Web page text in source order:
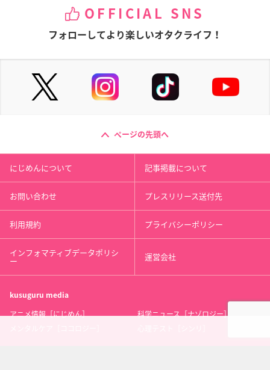
OFFICIAL SNS
フォローしてより楽しいオタクライフ！
ページの先頭へ
にじめんについて 記事掲載について
お問い合わせ プレスリリース送付先
利用規約 プライバシーポリシー
インフォマティブデータポリシ
ー 運営会社
kusuguru media
アニメ情報［にじめん］
科学ニュース［ナゾロジー］